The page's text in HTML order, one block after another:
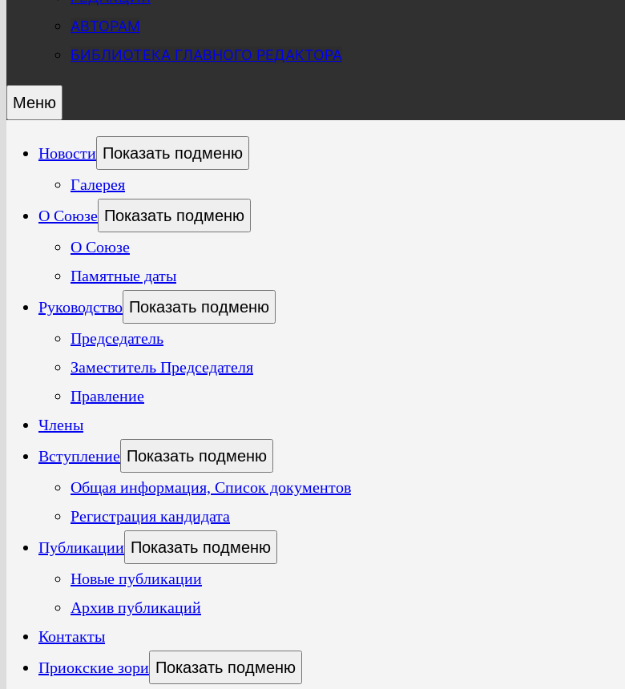
АВТОРАМ
БИБЛИОТЕКА ГЛАВНОГО РЕДАКТОРА
Меню
Новости Показать подменю
Галерея
О Союзе Показать подменю
О Союзе
Памятные даты
Руководство Показать подменю
Председатель
Заместитель Председателя
Правление
Члены
Вступление Показать подменю
Общая информация, Список документов
Регистрация кандидата
Публикации Показать подменю
Новые публикации
Архив публикаций
Контакты
Приокские зори Показать подменю